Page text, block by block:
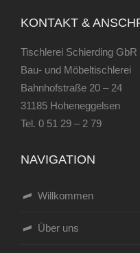
KONTAKT &
Tischlerei Schierding GbR
Bau- und Möbeltischlerei
Bahnhofstraße 20 – 24
31185 Hoheneggelsen
Tel. 0 51 29 – 2 79
NAVIGATION
Willkommen
Über uns